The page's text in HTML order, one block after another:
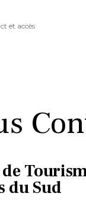
et accès
du Sud